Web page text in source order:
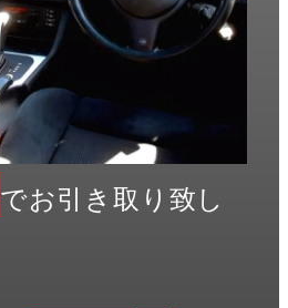
でお引き取り致し